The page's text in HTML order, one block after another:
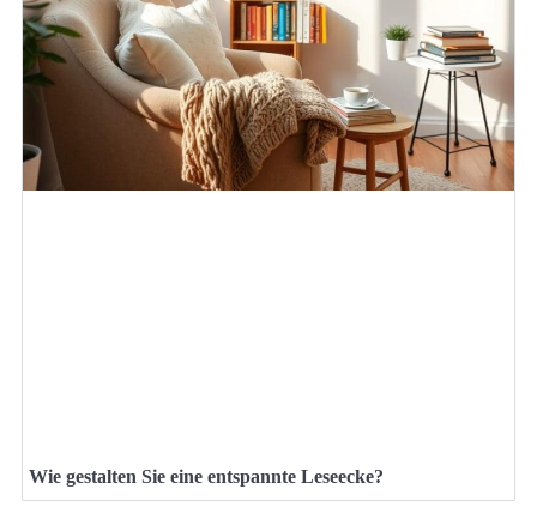
Wie gestalten Sie eine entspannte Leseecke?